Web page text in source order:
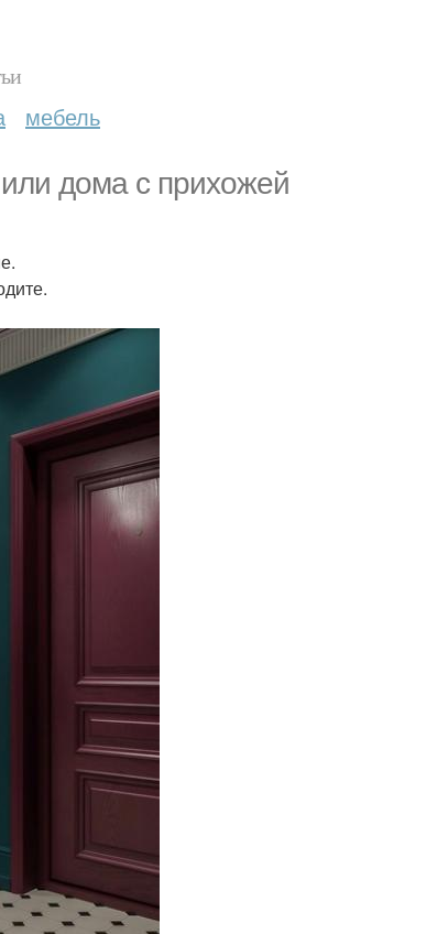
мебель
дома с прихожей